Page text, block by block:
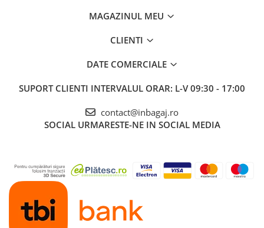
MAGAZINUL MEU
CLIENTI
DATE COMERCIALE
SUPORT CLIENTI INTERVALUL ORAR: L-V 09:30 - 17:00
contact@inbagaj.ro
SOCIAL URMARESTE-NE IN SOCIAL MEDIA